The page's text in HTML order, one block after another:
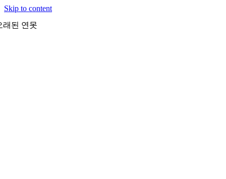
Skip to content
래된 연못